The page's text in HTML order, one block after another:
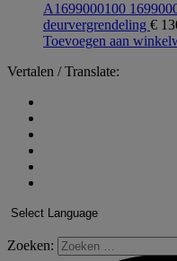
A1699000100
deurvergrendeling €
Toevoegen aan
Vertalen / Translate:
Zoeken: